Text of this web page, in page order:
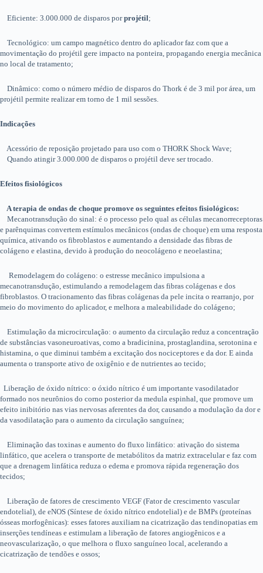
Eficiente: 3.000.000 de disparos porprojétil;
Tecnológico: um campo magnético dentro do aplicador faz com que a
movimentação do projétil gere impacto na ponteira, propagando energia mecânica
no local de tratamento;
Dinâmico: como o número médio de disparos do Thork é de 3 mil por área, um
projétil permite realizar em torno de 1 mil sessões.
Indicações
Acessório de reposição projetado para uso com o THORK Shock Wave;
Quando atingir 3.000.000 de disparos o projétil deve ser trocado.
Efeitos fisiológicos
A terapia de ondas de choque promove os seguintes efeitos fisiológicos:
Mecanotransdução do sinal: é o processo pelo qual as células mecanorreceptoras
e parênquimas convertem estímulos mecânicos (ondas de choque) em uma resposta
química, ativando os fibroblastos e aumentando a densidade das fibras de
colágeno e elastina, devido à produção do neocolágeno e neoelastina;
Remodelagem do colágeno: o estresse mecânico impulsiona a
mecanotransdução, estimulando a remodelagem das fibras colágenas e dos
fibroblastos. O tracionamento das fibras colágenas da pele incita o rearranjo, por
meio do movimento do aplicador, e melhora a maleabilidade do colágeno;
Estimulação da microcirculação: o aumento da circulação reduz a concentração
de substâncias vasoneuroativas, como a bradicinina, prostaglandina, serotonina e
histamina, o que diminui também a excitação dos nociceptores e da dor. E ainda
aumenta o transporte ativo de oxigênio e de nutrientes ao tecido;
Liberação de óxido nítrico: o óxido nítrico é um importante vasodilatador
formado nos neurônios do corno posterior da medula espinhal, que promove um
efeito inibitório nas vias nervosas aferentes da dor, causando a modulação da dor e
da vasodilatação para o aumento da circulação sanguínea;
Eliminação das toxinas e aumento do fluxo linfático: ativação do sistema
linfático, que acelera o transporte de metabólitos da matriz extracelular e faz com
que a drenagem linfática reduza o edema e promova rápida regeneração dos
tecidos;
Liberação de fatores de crescimento VEGF (Fator de crescimento vascular
endotelial), de eNOS (Síntese de óxido nítrico endotelial) e de BMPs (proteínas
ósseas morfogênicas): esses fatores auxiliam na cicatrização das tendinopatias em
inserções tendíneas e estimulam a liberação de fatores angiogênicos e a
neovascularização, o que melhora o fluxo sanguíneo local, acelerando a
cicatrização de tendões e ossos;